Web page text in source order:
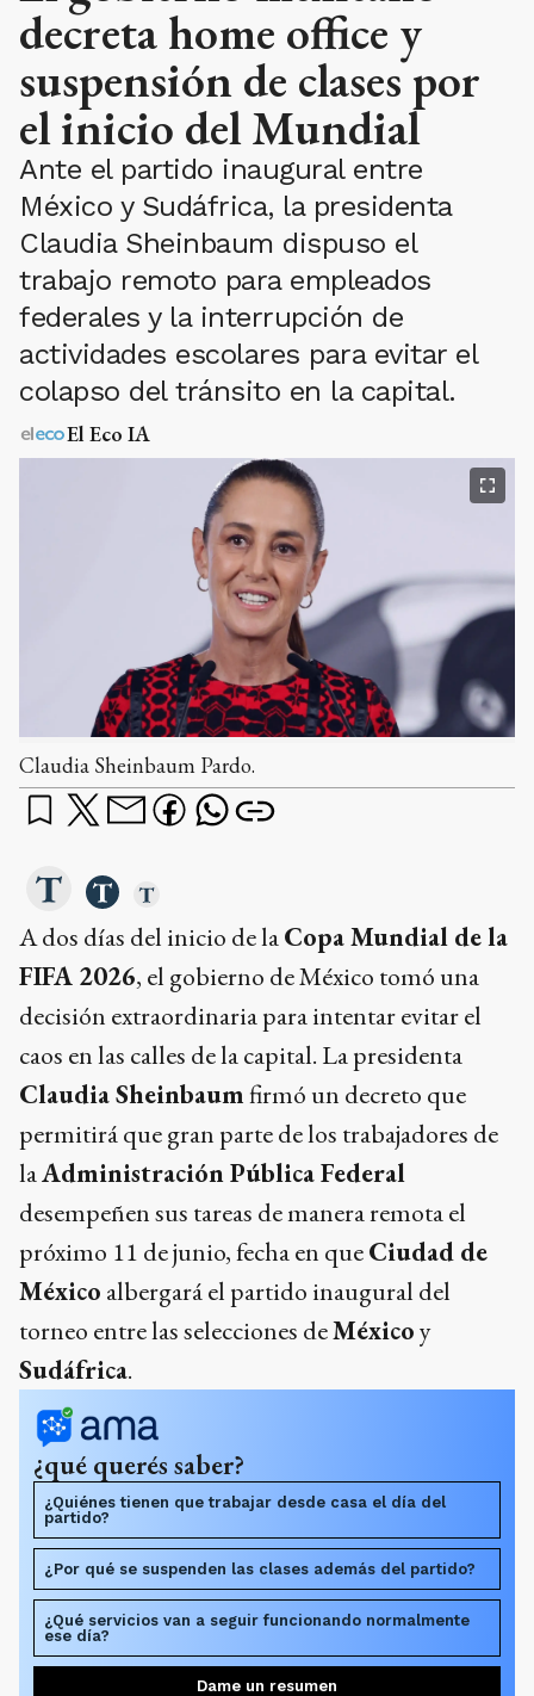
decreta home office y
suspensión de clases por
el inicio del Mundial
Ante el partido inaugural entre
México y Sudáfrica, la presidenta
Claudia Sheinbaum dispuso el
trabajo remoto para empleados
federales y la interrupción de
actividades escolares para evitar el
colapso del tránsito en la capital.
El Eco IA
Claudia Sheinbaum Pardo.
A dos días del inicio de laCopa Mundial de la
FIFA 2026, el gobierno de México tomó una
decisión extraordinaria para intentar evitar el
caos en las calles de la capital. La presidenta
Claudia Sheinbaumfirmó un decreto que
permitirá que gran parte de los trabajadores de
laAdministración Pública Federal
desempeñen sus tareas de manera remota el
próximo 11 de junio, fecha en queCiudad de
México albergará el partido inaugural del
torneo entre las selecciones deMéxicoy
Sudáfrica.
¿qué querés saber?
¿Quiénes tienen que trabajar desde casa el día del
partido?
¿Por qué se suspenden las clases además del partido?
¿Qué servicios van a seguir funcionando normalmente
ese día?
Dame un resumen